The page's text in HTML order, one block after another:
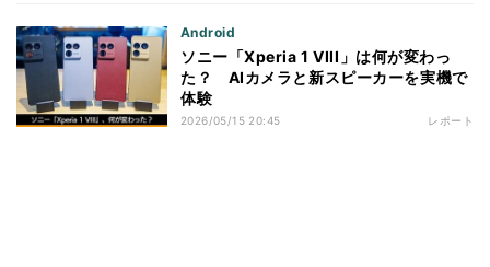
Android
ソニー「Xperia 1 VIII」は何が変わっ
た？ AIカメラと新スピーカーを実機で
体験
2026/05/15 20:45 レポート